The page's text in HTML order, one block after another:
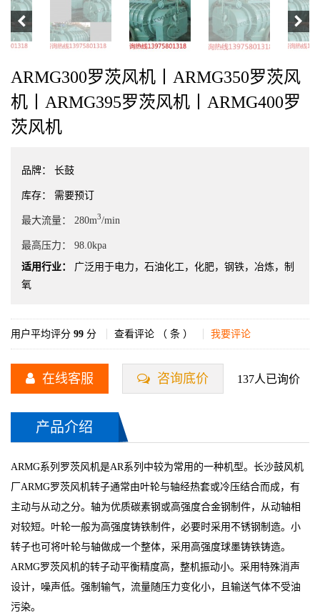
ARMG300罗茨风机丨ARMG350罗茨风
机丨ARMG395罗茨风机丨ARMG400罗
茨风机
品牌： 长鼓
库存： 需要预订
最大流量： 280m3/min
最高压力： 98.0kpa
适用行业：
广泛用于电力，石油化工，化肥，钢铁，冶炼，制
氧
用户平均评分 99 分 查看评论 （ 条 ） 我要评论
在线客服 咨询底价 137人已询价
产品介绍
ARMG系列罗茨风机是AR系列中较为常用的一种机型。长沙鼓风机
厂ARMG罗茨风机转子通常由叶轮与轴经热套或冷压结合而成，有
主动与从动之分。轴为优质碳素钢或高强度合金钢制件，从动轴相
对较短。叶轮一般为高强度铸铁制件，必要时采用不锈钢制造。小
转子也可将叶轮与轴做成一个整体，采用高强度球墨铸铁铸造。
ARMG罗茨风机的转子动平衡精度高，整机振动小。采用特殊消声
设计，噪声低。强制输气，流量随压力变化小，且输送气体不受油
污染。